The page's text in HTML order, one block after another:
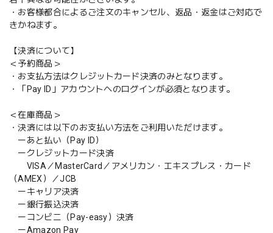
・お客様都合によるご注文のキャンセル、返品・返金はご対応で
きかねます。
【決済について】
＜予約商品＞
・お支払方法はクレジットカード決済のみとなります。
・「Pay ID」アカウントへのログインが必須となります。
＜在庫商品＞
・決済には以下のお支払い方法をご利用いただけます。
ーあと払い（Pay ID）
ークレジットカード決済
VISA／MasterCard／アメリカン・エキスプレス・カード
（AMEX）／JCB
ーキャリア決済
ー銀行振込決済
ーコンビニ（Pay-easy）決済
ーAmazon Pay